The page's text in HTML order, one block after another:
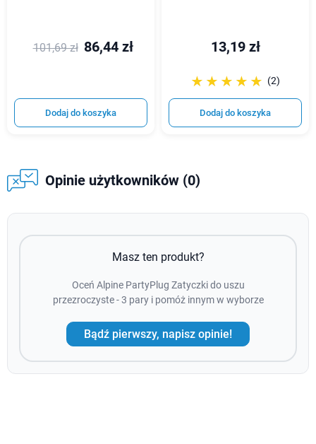
101,69 zł 86,44 zł
Dodaj do koszyka
13,19 zł
☆☆☆☆☆
★★★★★ (2)
Dodaj do koszyka
Opinie użytkowników (0)
Masz ten produkt?
Oceń Alpine PartyPlug Zatyczki do uszu
przezroczyste - 3 pary i pomóż innym w wyborze
Bądź pierwszy, napisz opinie!